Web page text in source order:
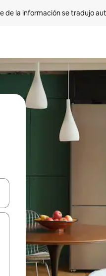
de la información se tradujo
las teclas de flecha hacia